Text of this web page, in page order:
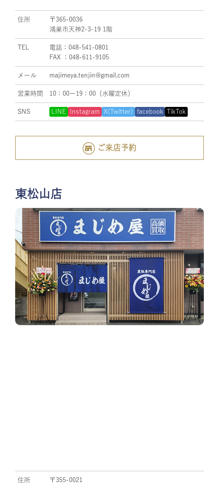
住所
〒365-0036
鴻巣市天神2-3-19 1階
TEL
電話：048-541-0801
FAX ：048-611-9105
メール majimeya.tenjin@gmail.com
営業時間 10：00ー19：00（水曜定休）
SNS LINE Instagram X(Twitter) facebook TikTok
ご来店予約
東松山店
住所
〒355-0021